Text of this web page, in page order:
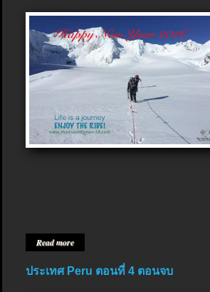
Read more
ประเทศ Peru ตอนที่ 4 ตอนจบ